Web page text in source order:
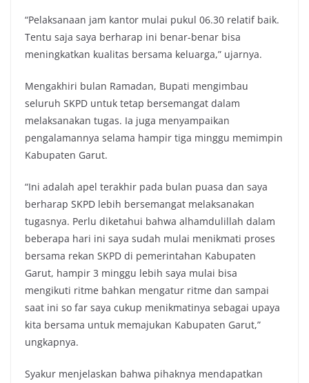
“Pelaksanaan jam kantor mulai pukul 06.30 relatif baik.
Tentu saja saya berharap ini benar-benar bisa
meningkatkan kualitas bersama keluarga,” ujarnya.
Mengakhiri bulan Ramadan, Bupati mengimbau
seluruh SKPD untuk tetap bersemangat dalam
melaksanakan tugas. Ia juga menyampaikan
pengalamannya selama hampir tiga minggu memimpin
Kabupaten Garut.
“Ini adalah apel terakhir pada bulan puasa dan saya
berharap SKPD lebih bersemangat melaksanakan
tugasnya. Perlu diketahui bahwa alhamdulillah dalam
beberapa hari ini saya sudah mulai menikmati proses
bersama rekan SKPD di pemerintahan Kabupaten
Garut, hampir 3 minggu lebih saya mulai bisa
mengikuti ritme bahkan mengatur ritme dan sampai
saat ini so far saya cukup menikmatinya sebagai upaya
kita bersama untuk memajukan Kabupaten Garut,”
ungkapnya.
Syakur menjelaskan bahwa pihaknya mendapatkan